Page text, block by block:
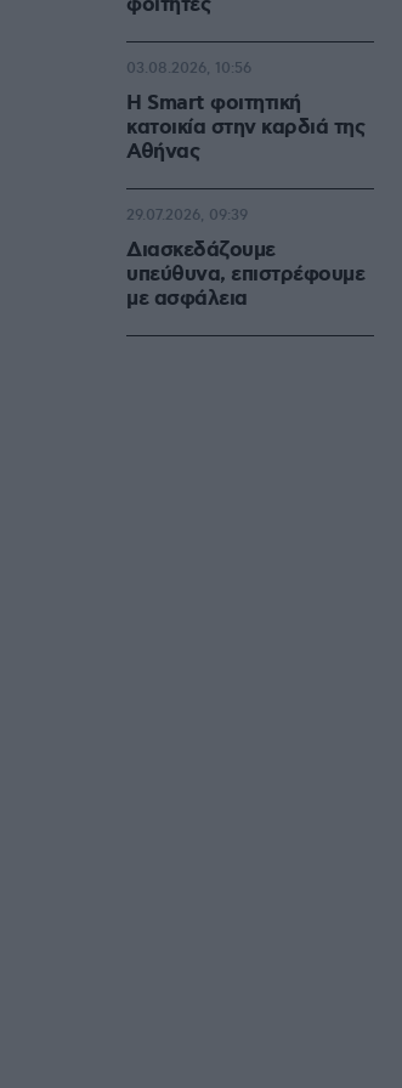
Η Smart φοιτητική
κατοικία στην καρδιά της
Αθήνας
03.08.2026, 10:56
Διασκεδάζουμε
υπεύθυνα, επιστρέφουμε
με ασφάλεια
29.07.2026, 09:39